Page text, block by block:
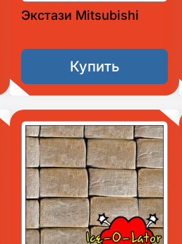
Экстази Mitsubishi
Купить